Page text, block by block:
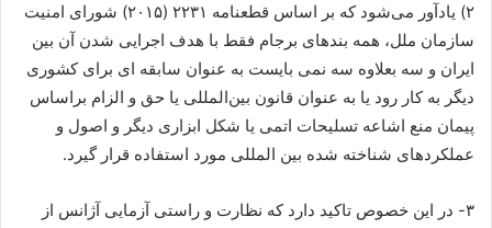
۲) یادآور می‌شود که بر اساس قطعنامه ۲۲۳۱ (۲۰۱۵) شورای امنیت
سازمان ملل، همه بندهای برجام فقط با هدف اجرایی شدن آن بین
ایران و سه بعلاوه سه نمی بایست به عنوان سابقه ای برای کشوری
دیگر به کار رود یا به عنوان قانون بین‌المللی یا حق و الزام براساس
پیمان منع اشاعه تسلیحات اتمی یا شکل ابزاری دیگر و اصول و
عملکردهای شناخته شده بین المللی مورد استفاده قرار گیرد.
۳- در این خصوص تاکید دارد که نظارت و راستی آزمایی آژانس از